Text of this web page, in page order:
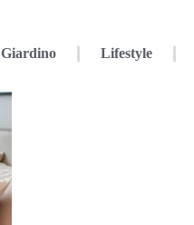
Giardino Lifestyle